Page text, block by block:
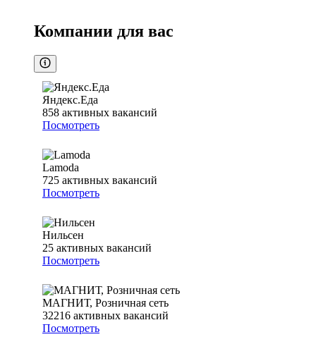
Компании для вас
Яндекс.Еда
858 активных вакансий
Посмотреть
Lamoda
725 активных вакансий
Посмотреть
Нильсен
25 активных вакансий
Посмотреть
МАГНИТ, Розничная сеть
32216 активных вакансий
Посмотреть